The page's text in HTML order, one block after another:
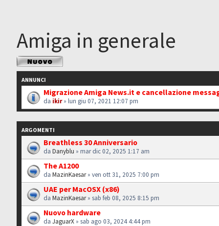
Amiga in generale
Scrivi un nuovo
argomento
ANNUNCI
Migrazione Amiga News.it e cancellazione
da ikir» lun giu 07, 2021 12:07 pm
ARGOMENTI
Breathless 30 Anniversario
daDanyblu » mar dic 02, 2025 1:17 am
The A1200
daMazinKaesar» ven ott 31, 2025 7:00 pm
UAE per MacOSX (x86)
daMazinKaesar» sab feb 08, 2025 8:15 pm
Nuovo hardware
daJaguarX » sab ago 03, 2024 4:44 pm